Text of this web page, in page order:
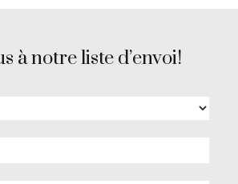
à notre liste d’envoi!